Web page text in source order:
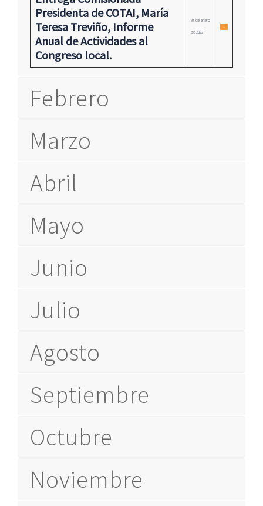
Presidenta de COTAI, María
Teresa Treviño, Informe
Anual de Actividades al
Congreso local.
31 de enero
de 2022
Febrero
Marzo
Abril
Mayo
Junio
Julio
Agosto
Septiembre
Octubre
Noviembre